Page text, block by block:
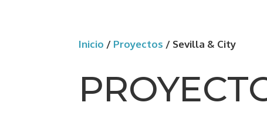
Inicio / Proyectos / Sevilla & City